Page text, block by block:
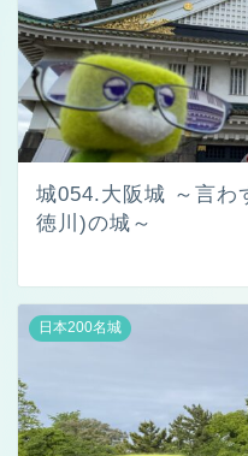
城054.大阪城 ～言わ
徳川)の城～
日本200名城